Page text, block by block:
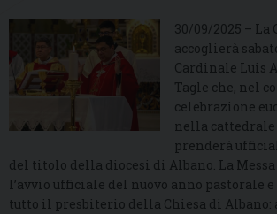
30/09/2025 – La
accoglierà
Cardinale Luis
Tagle che, nel
celebrazione
nella cattedrale
prenderà
del titolo della diocesi di Albano. La Messa
l’avvio ufficiale del nuovo anno pastorale
tutto il presbiterio della Chiesa di Albano: